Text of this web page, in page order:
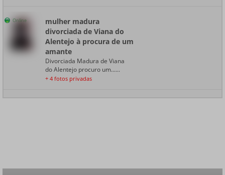
Online
mulher madura
divorciada de Viana do
Alentejo à procura de um
amante
Divorciada Madura de Viana
do Alentejo procuro um......
+ 4 fotos privadas